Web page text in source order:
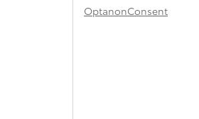
OptanonConsent